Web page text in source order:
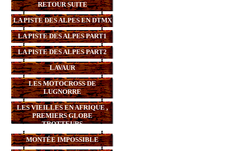
RETOUR SUITE
LA PISTE DES ALPES EN DTMX
LA PISTE DES ALPES PART1
LA PISTE DES ALPES PART2
LAVAUR
LES MOTOCROSS DE
LUGNORRE
LES VIEILLES EN AFRIQUE ,
PREMIERS GLOBE
TROTTEURS
MONTÉE IMPOSSIBLE